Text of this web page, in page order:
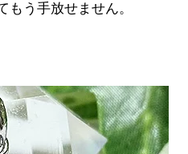
もう手放せません。